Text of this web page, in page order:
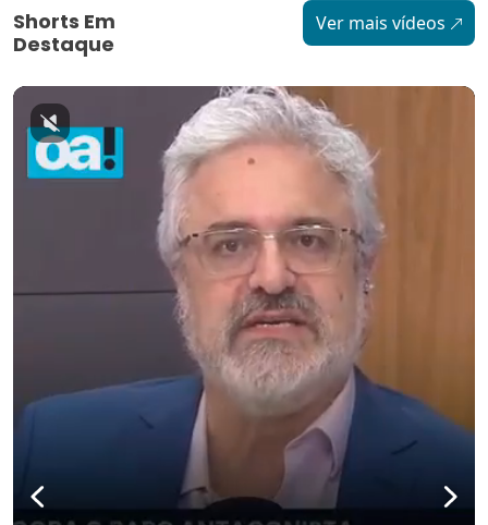
Shorts Em
Destaque
Ver mais vídeos